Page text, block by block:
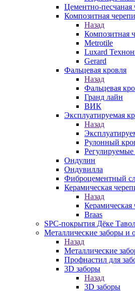
Цементно-песчаная
Композитная
Назад
Композитная
Metrotile
Luxard
Gerard
Фальцевая кровля
Назад
Фальцевая
Гранд лайн
ВИК
Эксплуатируемая
Назад
Рулонный
Ондулин
Ондувилла
Фиброцементный
Керамическая
Назад
Керамическая
Braas
SPC-покрытия Дёке
Металлические заборы и
Назад
Металлические
Профнастил для
3D заборы
Назад
3D заборы